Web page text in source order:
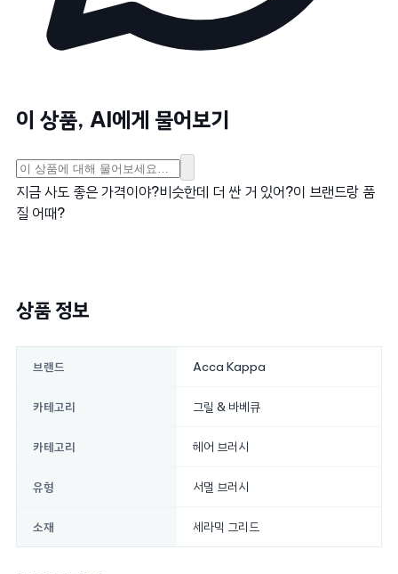
이 상품, AI에게 물어보기
지금 사도 좋은 가격이야?비슷한데 더 싼 거 있어?이 브랜드랑 품
질 어때?
상품 정보
브랜드 Acca Kappa
카테고리 그릴 & 바베큐
카테고리 헤어 브러시
유형 서멀 브러시
소재 세라믹 그리드